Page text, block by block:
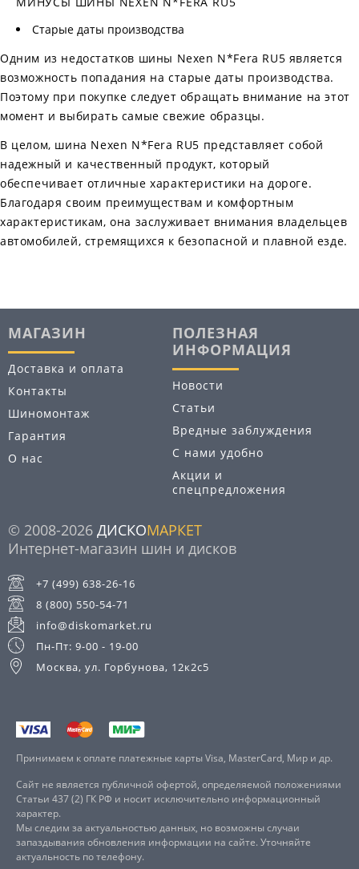
Старые даты производства
Одним из недостатков шины Nexen N*Fera RU5 является
возможность попадания на старые даты производства.
Поэтому при покупке следует обращать внимание на этот
момент и выбирать самые свежие образцы.
В целом, шина Nexen N*Fera RU5 представляет собой
надежный и качественный продукт, который
обеспечивает отличные характеристики на дороге.
Благодаря своим преимуществам и комфортным
характеристикам, она заслуживает внимания владельцев
автомобилей, стремящихся к безопасной и плавной езде.
МАГАЗИН
Доставка и оплата
Контакты
Шиномонтаж
Гарантия
О нас
ПОЛЕЗНАЯ
ИНФОРМАЦИЯ
Новости
Статьи
Вредные заблуждения
С нами удобно
Акции и
спецпредложения
© 2008-2026 ДИСКОМАРКЕТ
Интернет-магазин шин и дисков
+7 (499) 638-26-16
8 (800) 550-54-71
info@diskomarket.ru
Пн-Пт: 9-00 - 19-00
Москва, ул. Горбунова, 12к2с5
Принимаем к оплате платежные карты Visa, MasterCard, Мир и др.
Сайт не является публичной офертой, определяемой положениями
Статьи 437 (2) ГК РФ и носит исключительно информационный
характер.
Мы следим за актуальностью данных, но возможны случаи
запаздывания обновления информации на сайте. Уточняйте
актуальность по телефону.